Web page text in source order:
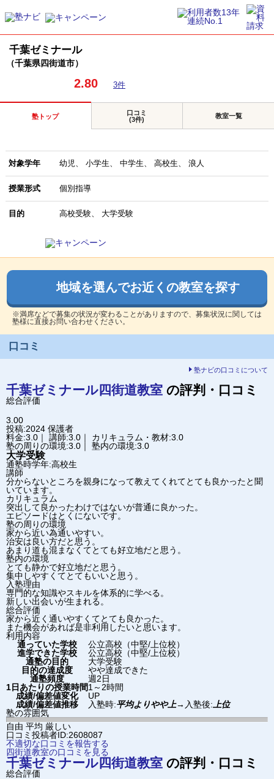
千葉ゼミナール
（千葉県四街道市）
2.80 3件
塾トップ
口コミ
(3件)
教室一覧
対象学年 幼児 小学生 中学生 高校生 浪人
授業形式 個別指導
目的 高校受験 大学受験
地域を選んでお近くの教室を探す
※満席などで募集の状況が変わることがありますので、募集状況に関しては
塾様に直接お問い合わせください。
口コミ
塾ナビの口コミについて
千葉ゼミナール 四街道教室 の評判・口コミ
総合評価
3.00
投稿:2024 保護者
料金:3.0｜ 講師:3.0｜ カリキュラム・教材:3.0
塾の周りの環境:3.0｜ 塾内の環境:3.0
大学受験
通塾時学年:高校生
講師
分からないところを親身になって教えてくれてとても良かったと聞
いています。
カリキュラム
突出して良かったわけではないが普通に良かった。
エピソードはとくにないです。
塾の周りの環境
家から近い為通いやすい。
治安は良い方だと思う。
あまり道も混まなくてとても好立地だと思う。
塾内の環境
とても静かで好立地だと思う。
集中しやすくてとてもいいと思う。
入塾理由
専門的な知識やスキルを体系的に学べる。
新しい出会いが生まれる。
総合評価
家から近く通いやすくてとても良かった。
また機会があれば是非利用したいと思います。
利用内容
通っていた学校
公立高校（中堅/上位校）
進学できた学校
公立高校（中堅/上位校）
通塾の目的
大学受験
目的の達成度
やや達成できた
通塾頻度
週2日
1日あたりの授業時間1～2時間
成績/偏差値変化
UP
成績/偏差値推移
入塾時:平均よりやや上→ 入塾後: 上位
塾の雰囲気
自由 平均 厳しい
口コミ投稿者ID:2608087
不適切な口コミを報告する
四街道教室の口コミを見る
千葉ゼミナール 四街道教室 の評判・口コミ
総合評価